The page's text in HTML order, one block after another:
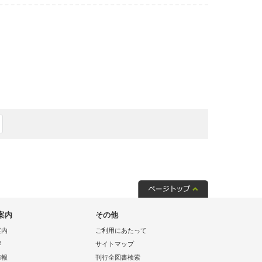
内 その他
ご利用にあたって
サイトマップ
刊行全図書検索